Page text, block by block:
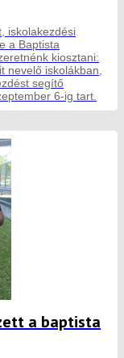
iskolakezdési
a Baptista
kiosztani:
nevelő iskolákban,
segítő
6-ig tart.
a baptista